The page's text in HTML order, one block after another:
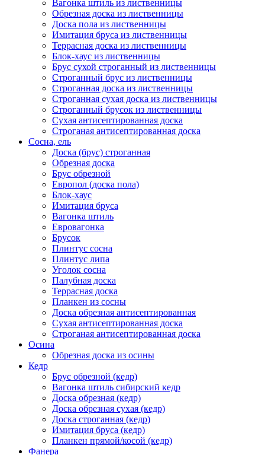
Вагонка штиль из лиственницы
Обрезная доска из лиственницы
Доска пола из лиственницы
Имитация бруса из лиственницы
Террасная доска из лиственницы
Блок-хаус из лиственницы
Брус сухой строганный из лиственницы
Строганный брус из лиственницы
Строганная доска из лиственницы
Строганная сухая доска из лиственницы
Строганный брусок из лиственницы
Сухая антисептированная доска
Строганая антисептированная доска
Сосна, ель
Доска (брус) строганная
Обрезная доска
Брус обрезной
Европол (доска пола)
Блок-хаус
Имитация бруса
Вагонка штиль
Евровагонка
Брусок
Плинтус сосна
Плинтус липа
Уголок сосна
Палубная доска
Террасная доска
Планкен из сосны
Доска обрезная антисептированная
Сухая антисептированная доска
Строганая антисептированная доска
Осина
Обрезная доска из осины
Кедр
Брус обрезной (кедр)
Вагонка штиль сибирский кедр
Доска обрезная (кедр)
Доска обрезная сухая (кедр)
Доска строганная (кедр)
Имитация бруса (кедр)
Планкен прямой/косой (кедр)
Фанера